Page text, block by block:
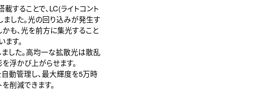
することで、LC(ライトコント
した。光の回り込みが発生す
も、光を前方に集光すること
す。
した。高均一な拡散光は散乱
浮かび上がらせます。
自動管理し、最大輝度を5万時
削減できます。